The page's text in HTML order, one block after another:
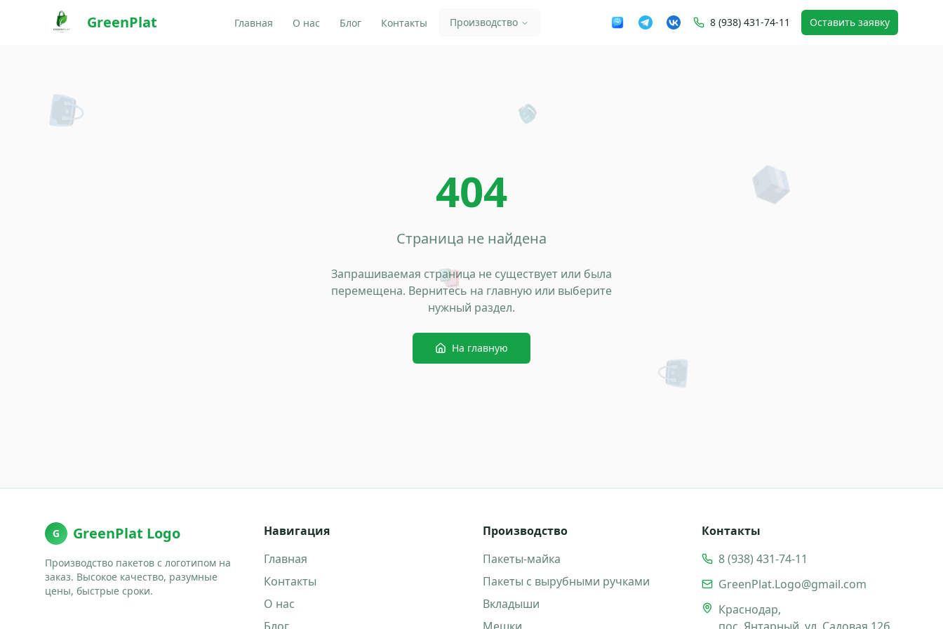
📦
👜
👜 🎒
🛍️
GreenPlat Главная О нас Блог Контакты Производство 8 (938) 431-74-11 Оставить заявку
404
Страница не найдена
Запрашиваемая страница не существует или была
перемещена. Вернитесь на главную или выберите
нужный раздел.
На главную
G GreenPlat Logo
Производство пакетов с логотипом на
заказ. Высокое качество, разумные
цены, быстрые сроки.
Навигация
Главная
Контакты
О нас
Производство
Пакеты-майка
Пакеты с вырубными ручками
Вкладыши
Контакты
8 (938) 431-74-11
GreenPlat.Logo@gmail.com
Краснодар,